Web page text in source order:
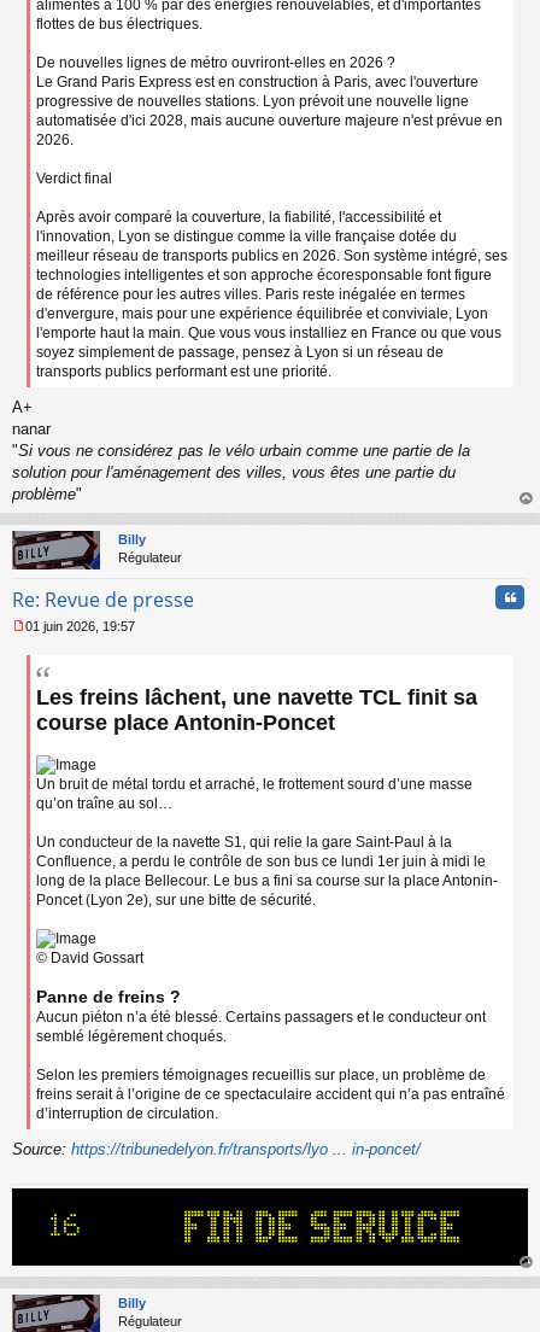
alimentés à 100 % par des énergies renouvelables, et d'importantes
flottes de bus électriques.
De nouvelles lignes de métro ouvriront-elles en 2026 ?
Le Grand Paris Express est en construction à Paris, avec l'ouverture
progressive de nouvelles stations. Lyon prévoit une nouvelle ligne
automatisée d'ici 2028, mais aucune ouverture majeure n'est prévue en
2026.
Verdict final
Après avoir comparé la couverture, la fiabilité, l'accessibilité et
l'innovation, Lyon se distingue comme la ville française dotée du
meilleur réseau de transports publics en 2026. Son système intégré, ses
technologies intelligentes et son approche écoresponsable font figure
de référence pour les autres villes. Paris reste inégalée en termes
d'envergure, mais pour une expérience équilibrée et conviviale, Lyon
l'emporte haut la main. Que vous vous installiez en France ou que vous
soyez simplement de passage, pensez à Lyon si un réseau de
transports publics performant est une priorité.
A+
nanar
"Si vous ne considérez pas le vélo urbain comme une partie de la
solution pour l'aménagement des villes, vous êtes une partie du
problème"
au
Billy
Régulateur
Re: Revue de presse
e
01 juin 2026, 19:57
Les freins lâchent, une navette TCL finit sa
course place Antonin-Poncet
Un bruit de métal tordu et arraché, le frottement sourd d’une masse
qu’on traîne au sol…
Un conducteur de la navette S1, qui relie la gare Saint-Paul à la
Confluence, a perdu le contrôle de son bus ce lundi 1er juin à midi le
long de la place Bellecour. Le bus a fini sa course sur la place Antonin-
Poncet (Lyon 2e), sur une bitte de sécurité.
© David Gossart
Panne de freins ?
Aucun piéton n’a été blessé. Certains passagers et le conducteur ont
semblé légèrement choqués.
Selon les premiers témoignages recueillis sur place, un problème de
freins serait à l’origine de ce spectaculaire accident qui n’a pas entraîné
d’interruption de circulation.
Source: https://tribunedelyon.fr/transports/lyo ... in-poncet/
au
Billy
Régulateur